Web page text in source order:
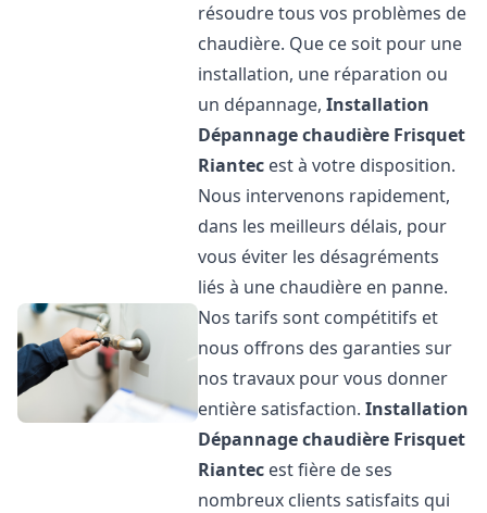
résoudre tous vos problèmes de
chaudière. Que ce soit pour une
installation, une réparation ou
un dépannage,Installation
Dépannage chaudière Frisquet
Riantec est à votre disposition.
Nous intervenons rapidement,
dans les meilleurs délais, pour
vous éviter les désagréments
liés à une chaudière en panne.
Nos tarifs sont compétitifs et
nous offrons des garanties sur
nos travaux pour vous donner
entière satisfaction.Installation
Dépannage chaudière Frisquet
Riantec est fière de ses
nombreux clients satisfaits qui